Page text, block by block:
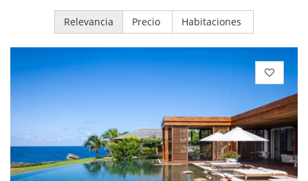
Relevancia Precio Habitaciones